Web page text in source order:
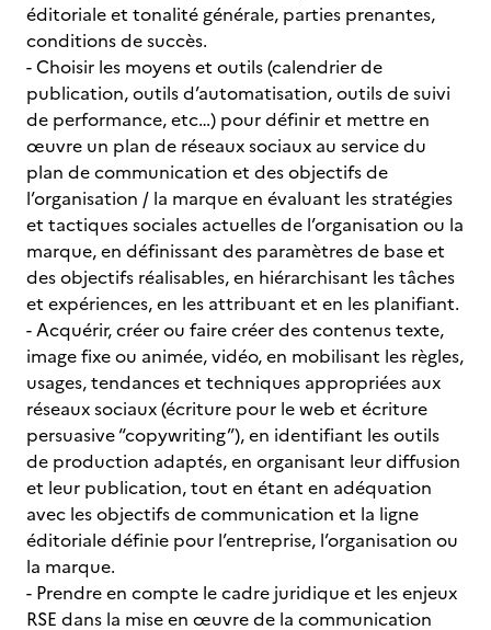
éditoriale et tonalité générale, parties prenantes,
conditions de succès.
- Choisir les moyens et outils (calendrier de
publication, outils d’automatisation, outils de suivi
de performance, etc…) pour définir et mettre en
œuvre un plan de réseaux sociaux au service du
plan de communication et des objectifs de
l’organisation / la marque en évaluant les stratégies
et tactiques sociales actuelles de l’organisation ou la
marque, en définissant des paramètres de base et
des objectifs réalisables, en hiérarchisant les tâches
et expériences, en les attribuant et en les planifiant.
- Acquérir, créer ou faire créer des contenus texte,
image fixe ou animée, vidéo, en mobilisant les règles,
usages, tendances et techniques appropriées aux
réseaux sociaux (écriture pour le web et écriture
persuasive “copywriting”), en identifiant les outils
de production adaptés, en organisant leur diffusion
et leur publication, tout en étant en adéquation
avec les objectifs de communication et la ligne
éditoriale définie pour l’entreprise, l’organisation ou
la marque.
- Prendre en compte le cadre juridique et les enjeux
RSE dans la mise en œuvre de la communication